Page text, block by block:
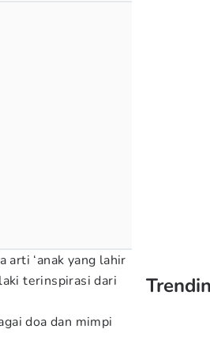
arti ‘anak yang lahir
terinspirasi dari
doa dan mimpi